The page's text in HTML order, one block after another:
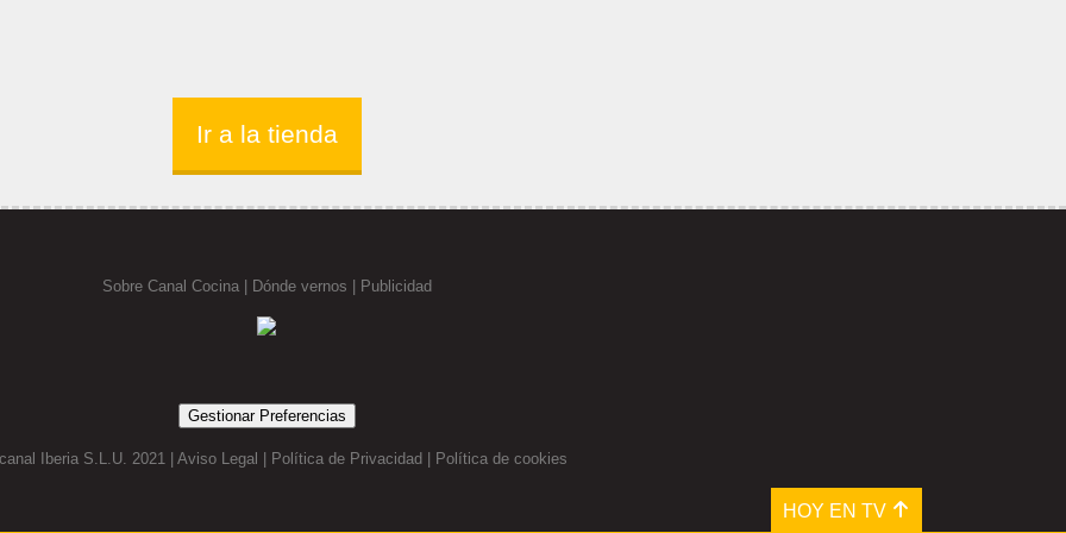
Ir a la tienda
Sobre Canal Cocina| Dónde vernos | Publicidad
Gestionar Preferencias
Iberia S.L.U. 2021 | Aviso Legal Política de Privacidad Política de cookies
HOY EN TV